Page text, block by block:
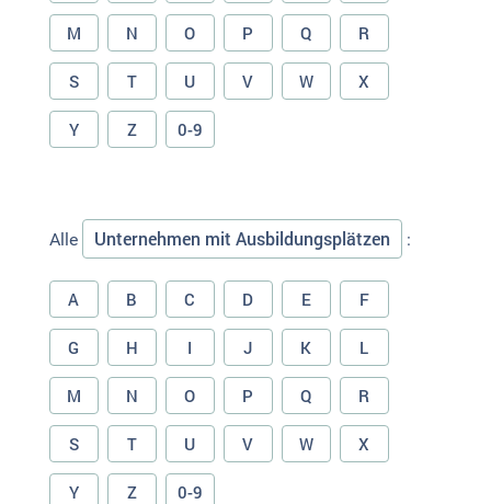
M N O P Q R
S T U V W X
Y Z 0-9
Alle Unternehmen mit Ausbildungsplätzen :
A B C D E F
G H I J K L
M N O P Q R
S T U V W X
Y Z 0-9